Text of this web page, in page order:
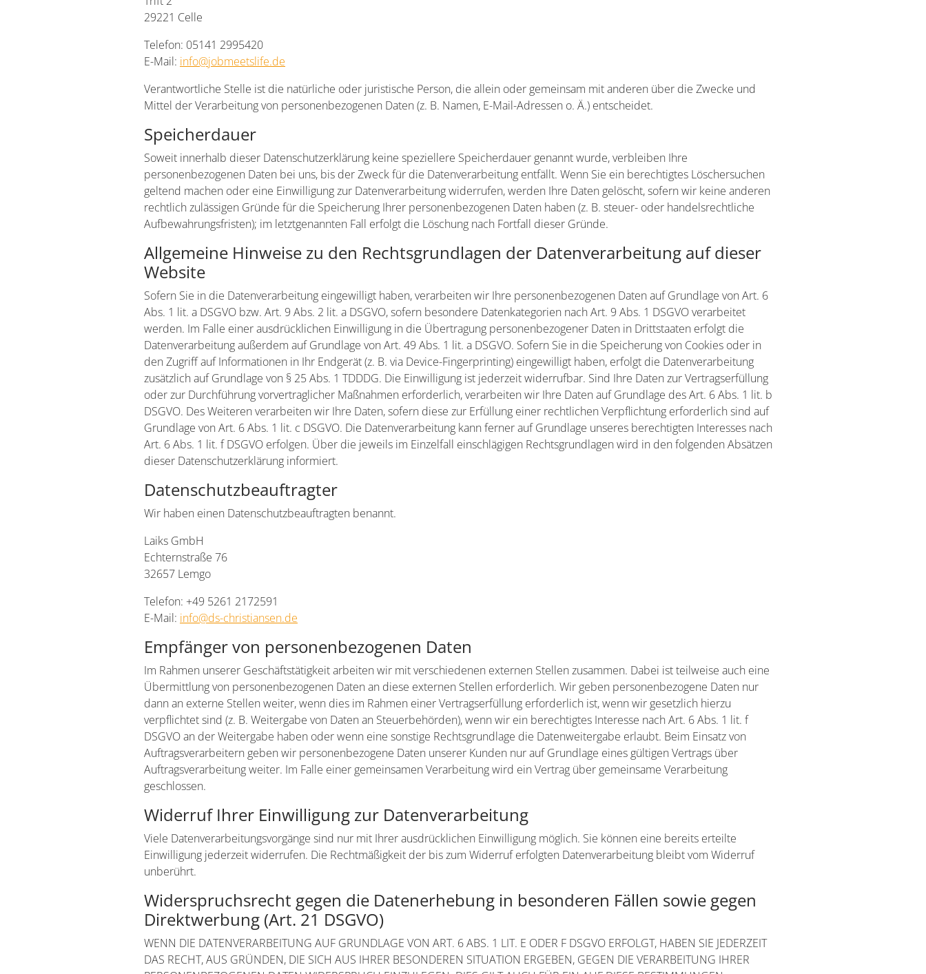
29221 Celle
Telefon: 05141 2995420
E-Mail: info@jobmeetslife.de
Verantwortliche Stelle ist die natürliche oder juristische Person, die allein oder gemeinsam mit anderen über die Zwecke und
Mittel der Verarbeitung von personenbezogenen Daten (z. B. Namen, E-Mail-Adressen o. Ä.) entscheidet.
Speicherdauer
Soweit innerhalb dieser Datenschutzerklärung keine speziellere Speicherdauer genannt wurde, verbleiben Ihre
personenbezogenen Daten bei uns, bis der Zweck für die Datenverarbeitung entfällt. Wenn Sie ein berechtigtes Löschersuchen
geltend machen oder eine Einwilligung zur Datenverarbeitung widerrufen, werden Ihre Daten gelöscht, sofern wir keine anderen
rechtlich zulässigen Gründe für die Speicherung Ihrer personenbezogenen Daten haben (z. B. steuer- oder handelsrechtliche
Aufbewahrungsfristen); im letztgenannten Fall erfolgt die Löschung nach Fortfall dieser Gründe.
Allgemeine Hinweise zu den Rechtsgrundlagen der Datenverarbeitung auf dieser
Website
Sofern Sie in die Datenverarbeitung eingewilligt haben, verarbeiten wir Ihre personenbezogenen Daten auf Grundlage von Art. 6
Abs. 1 lit. a DSGVO bzw. Art. 9 Abs. 2 lit. a DSGVO, sofern besondere Datenkategorien nach Art. 9 Abs. 1 DSGVO verarbeitet
werden. Im Falle einer ausdrücklichen Einwilligung in die Übertragung personenbezogener Daten in Drittstaaten erfolgt die
Datenverarbeitung außerdem auf Grundlage von Art. 49 Abs. 1 lit. a DSGVO. Sofern Sie in die Speicherung von Cookies oder in
den Zugriff auf Informationen in Ihr Endgerät (z. B. via Device-Fingerprinting) eingewilligt haben, erfolgt die Datenverarbeitung
zusätzlich auf Grundlage von § 25 Abs. 1 TDDDG. Die Einwilligung ist jederzeit widerrufbar. Sind Ihre Daten zur Vertragserfüllung
oder zur Durchführung vorvertraglicher Maßnahmen erforderlich, verarbeiten wir Ihre Daten auf Grundlage des Art. 6 Abs. 1 lit. b
DSGVO. Des Weiteren verarbeiten wir Ihre Daten, sofern diese zur Erfüllung einer rechtlichen Verpflichtung erforderlich sind auf
Grundlage von Art. 6 Abs. 1 lit. c DSGVO. Die Datenverarbeitung kann ferner auf Grundlage unseres berechtigten Interesses nach
Art. 6 Abs. 1 lit. f DSGVO erfolgen. Über die jeweils im Einzelfall einschlägigen Rechtsgrundlagen wird in den folgenden Absätzen
dieser Datenschutzerklärung informiert.
Datenschutz­beauftragter
Wir haben einen Datenschutzbeauftragten benannt.
Laiks GmbH
Echternstraße 76
32657 Lemgo
Telefon: +49 5261 2172591
E-Mail: info@ds-christiansen.de
Empfänger von personenbezogenen Daten
Im Rahmen unserer Geschäftstätigkeit arbeiten wir mit verschiedenen externen Stellen zusammen. Dabei ist teilweise auch eine
Übermittlung von personenbezogenen Daten an diese externen Stellen erforderlich. Wir geben personenbezogene Daten nur
dann an externe Stellen weiter, wenn dies im Rahmen einer Vertragserfüllung erforderlich ist, wenn wir gesetzlich hierzu
verpflichtet sind (z. B. Weitergabe von Daten an Steuerbehörden), wenn wir ein berechtigtes Interesse nach Art. 6 Abs. 1 lit. f
DSGVO an der Weitergabe haben oder wenn eine sonstige Rechtsgrundlage die Datenweitergabe erlaubt. Beim Einsatz von
Auftragsverarbeitern geben wir personenbezogene Daten unserer Kunden nur auf Grundlage eines gültigen Vertrags über
Auftragsverarbeitung weiter. Im Falle einer gemeinsamen Verarbeitung wird ein Vertrag über gemeinsame Verarbeitung
geschlossen.
Widerruf Ihrer Einwilligung zur Datenverarbeitung
Viele Datenverarbeitungsvorgänge sind nur mit Ihrer ausdrücklichen Einwilligung möglich. Sie können eine bereits erteilte
Einwilligung jederzeit widerrufen. Die Rechtmäßigkeit der bis zum Widerruf erfolgten Datenverarbeitung bleibt vom Widerruf
unberührt.
Widerspruchsrecht gegen die Datenerhebung in besonderen Fällen sowie gegen
Direktwerbung (Art. 21 DSGVO)
WENN DIE DATENVERARBEITUNG AUF GRUNDLAGE VON ART. 6 ABS. 1 LIT. E ODER F DSGVO ERFOLGT, HABEN SIE JEDERZEIT
DAS RECHT, AUS GRÜNDEN, DIE SICH AUS IHRER BESONDEREN SITUATION ERGEBEN, GEGEN DIE VERARBEITUNG IHRER